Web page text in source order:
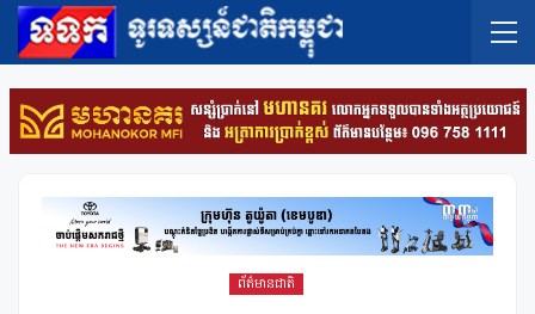
ព័ត៌មានជាតិ